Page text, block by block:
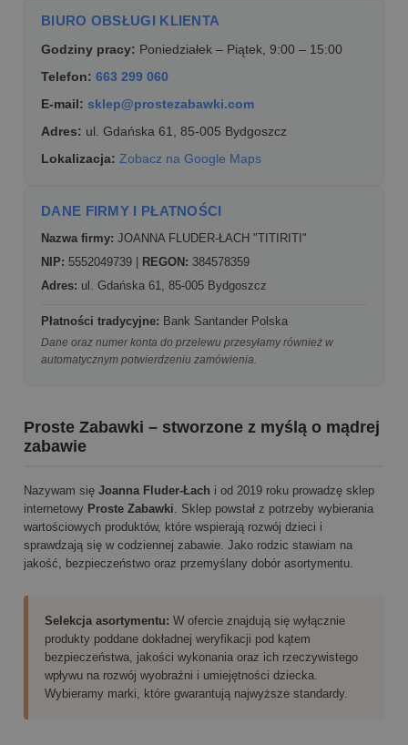
BIURO OBSŁUGI KLIENTA
Godziny pracy: Poniedziałek – Piątek, 9:00 – 15:00
Telefon: 663 299 060
E-mail: sklep@prostezabawki.com
Adres: ul. Gdańska 61, 85-005 Bydgoszcz
Lokalizacja: Zobacz na Google Maps
DANE FIRMY I PŁATNOŚCI
Nazwa firmy: JOANNA FLUDER-ŁACH "TITIRITI"
NIP: 5552049739 | REGON: 384578359
Adres: ul. Gdańska 61, 85-005 Bydgoszcz
Płatności tradycyjne: Bank Santander Polska
Dane oraz numer konta do przelewu przesyłamy również w
automatycznym potwierdzeniu zamówienia.
Proste Zabawki – stworzone z myślą o mądrej
zabawie
Nazywam się Joanna Fluder-Łach i od 2019 roku prowadzę sklep
internetowy Proste Zabawki . Sklep powstał z potrzeby wybierania
wartościowych produktów, które wspierają rozwój dzieci i
sprawdzają się w codziennej zabawie. Jako rodzic stawiam na
jakość, bezpieczeństwo oraz przemyślany dobór asortymentu.
Selekcja asortymentu: W ofercie znajdują się wyłącznie
produkty poddane dokładnej weryfikacji pod kątem
bezpieczeństwa, jakości wykonania oraz ich rzeczywistego
wpływu na rozwój wyobraźni i umiejętności dziecka.
Wybieramy marki, które gwarantują najwyższe standardy.